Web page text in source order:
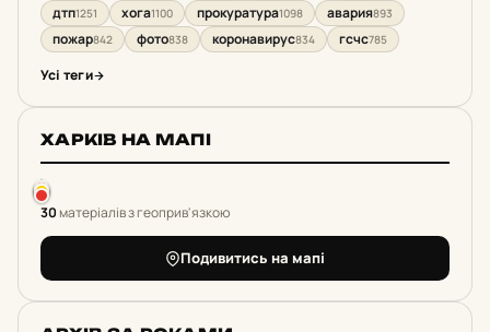
дтп1251 хога1100 прокуратура1098 авария893
пожар842 фото838 коронавирус834 гсчс785
Усі теги
ХАРКІВ НА МАПІ
30матеріалів з геоприв'язкою
Подивитись на мапі